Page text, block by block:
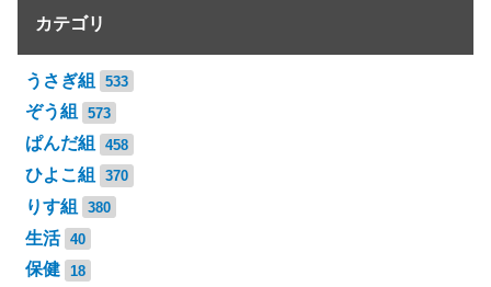
カテゴリ
うさぎ組 533
ぞう組 573
ぱんだ組 458
ひよこ組 370
りす組 380
生活 40
保健 18